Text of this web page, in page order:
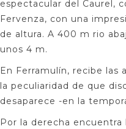
espectacular del Caurel,
Fervenza, con una
de altura. A 400 m rio
unos 4 m.
En Ferramulín, recibe las
la peculiaridad de que
desaparece -en la
Por la derecha